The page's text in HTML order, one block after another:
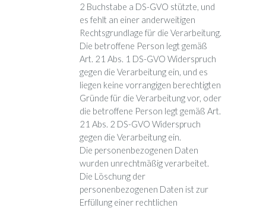
2 Buchstabe a DS-GVO stützte, und
es fehlt an einer anderweitigen
Rechtsgrundlage für die Verarbeitung.
Die betroffene Person legt gemäß
Art. 21 Abs. 1 DS-GVO Widerspruch
gegen die Verarbeitung ein, und es
liegen keine vorrangigen berechtigten
Gründe für die Verarbeitung vor, oder
die betroffene Person legt gemäß Art.
21 Abs. 2 DS-GVO Widerspruch
gegen die Verarbeitung ein.
Die personenbezogenen Daten
wurden unrechtmäßig verarbeitet.
Die Löschung der
personenbezogenen Daten ist zur
Erfüllung einer rechtlichen